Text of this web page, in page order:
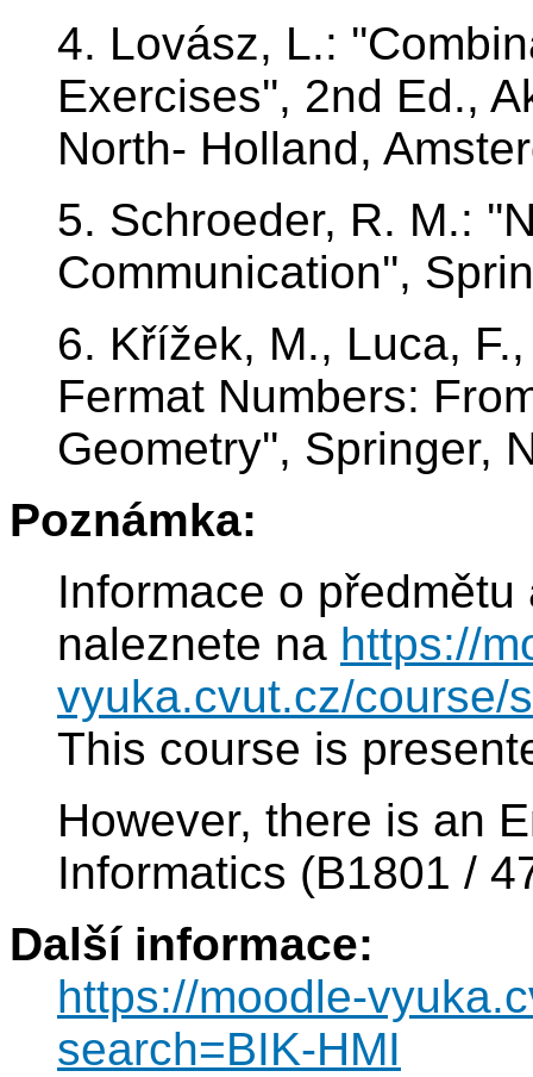
4. Lovász, L.:
Exercises'', 2nd Ed.,
North- Holland,
5. Schroeder, R. M.:
Communication'',
6. Křížek, M., Luca,
Fermat Numbers:
Geometry'', Springer,
Poznámka:
Informace o
naleznete na https://
vyuka.cvut.cz/course/
This course is
However, there is an
Informatics (B1801 /
Další informace:
https://moodle-
search=BIK-HMI